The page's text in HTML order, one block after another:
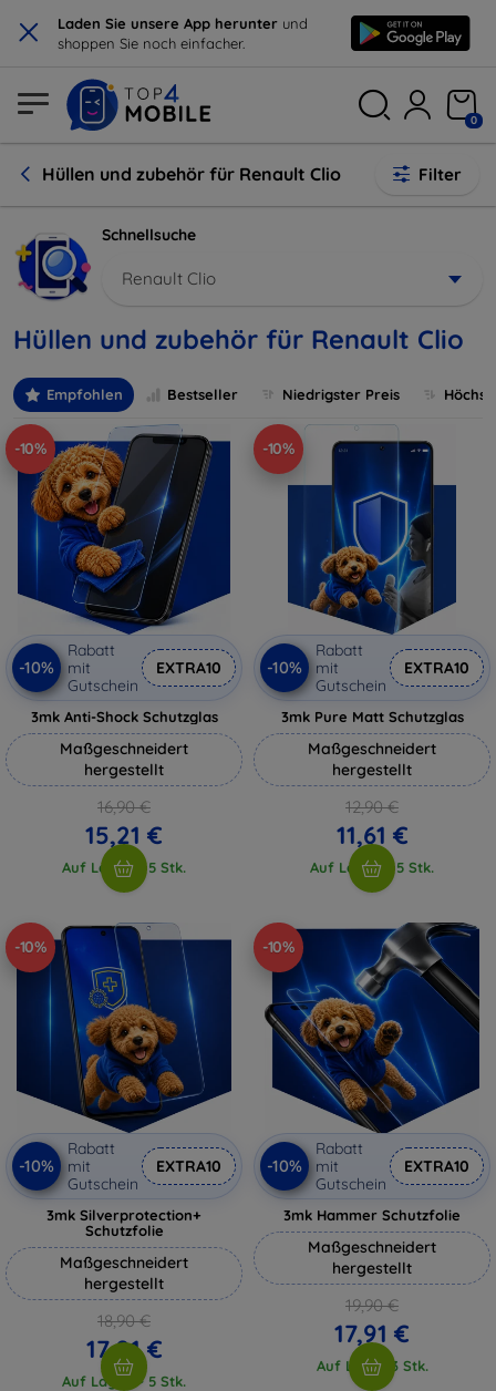
× Laden Sie unsere App herunter und
shoppen Sie noch einfacher.
0
Hüllen und zubehör für Renault Clio Filter
Schnellsuche
Renault Clio
Hüllen und zubehör für Renault Clio
Empfohlen Bestseller Niedrigster Preis
-10%
-10%
Rabatt
mit
Gutschein
EXTRA10
3mk Anti-Shock Schutzglas
Maßgeschneidert
hergestellt
16,90 €
15,21 €
Auf Lager > 5 Stk.
-10%
-10%
Rabatt
mit
Gutschein
EXTRA10
3mk Pure Matt Schutzglas
Maßgeschneidert
hergestellt
12,90 €
11,61 €
Auf Lager > 5 Stk.
-10%
-10%
Rabatt
mit
Gutschein
EXTRA10
3mk Silverprotection+
Schutzfolie
Maßgeschneidert
hergestellt
18,90 €
17,01 €
Auf Lager > 5 Stk.
-10%
-10%
Rabatt
mit
Gutschein
EXTRA10
3mk Hammer Schutzfolie
Maßgeschneidert
hergestellt
19,90 €
17,91 €
Auf Lager 3 Stk.